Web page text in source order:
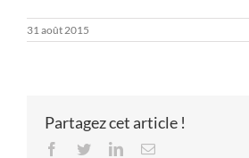
31 août 2015
Partagez cet article !
Facebook
TwitterLinkedInEmail